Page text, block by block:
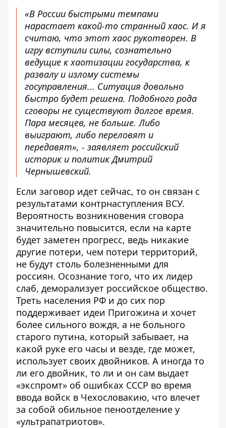
«В России быстрыми темпами
нарастает какой-то странный хаос. И я
считаю, что этот хаос рукотворен. В
игру вступили силы, сознательно
ведущие к хаотизации государства, к
развалу и излому системы
госуправления... Ситуация довольно
быстро будет решена. Подобного рода
сговоры не существуют долгое время.
Пара месяцев, не больше. Либо
выиграют, либо переловят и
передавят», - заявляет российский
историк и политикДмитрий
Чернышевский.
Если заговор идет сейчас, то он связан с
результатами контрнаступления ВСУ.
Вероятность возникновения сговора
значительно повысится, если на карте
будет заметен прогресс, ведь никакие
другие потери, чем потери территорий,
не будут столь болезненными для
россиян. Осознание того, что их лидер
слаб, деморализует российское общество.
Треть населения РФ и до сих пор
поддерживает идеи Пригожина и хочет
более сильного вождя, а не больного
старого путина, который забывает, на
какой руке его часы и везде, где может,
использует своих двойников. А иногда то
ли его двойник, то ли и он сам выдает
«экспромт» об ошибках СССР во время
ввода войск в Чехословакию, что влечет
за собой обильное пеноотделение у
«ультрапатриотов».